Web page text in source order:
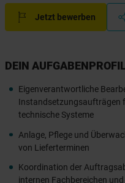
Jetzt bewerben
DEIN AUFGABENPROFIL
Eigenverantwortliche
Instandsetzungsaufträgen
technische Systeme
Anlage, Pflege und
von Lieferterminen
Koordination der
internen Fachbereichen